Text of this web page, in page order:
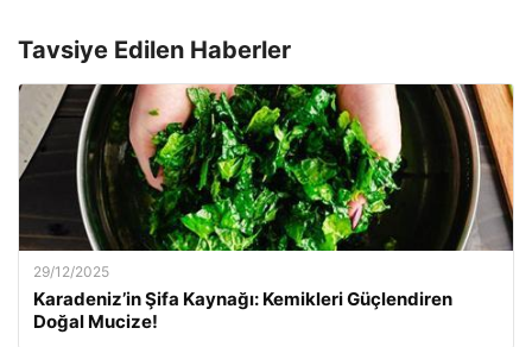
Tavsiye Edilen Haberler
29/12/2025
Karadeniz’in Şifa Kaynağı: Kemikleri Güçlendiren
Doğal Mucize!